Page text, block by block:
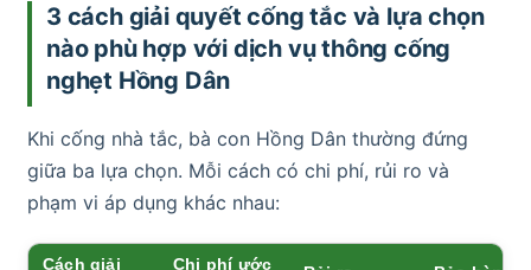
3 cách giải quyết cống tắc và lựa chọn
nào phù hợp với dịch vụ thông cống
nghẹt Hồng Dân
Khi cống nhà tắc, bà con Hồng Dân thường đứng
giữa ba lựa chọn. Mỗi cách có chi phí, rủi ro và
phạm vi áp dụng khác nhau:
Cách giải
Chi phí ước